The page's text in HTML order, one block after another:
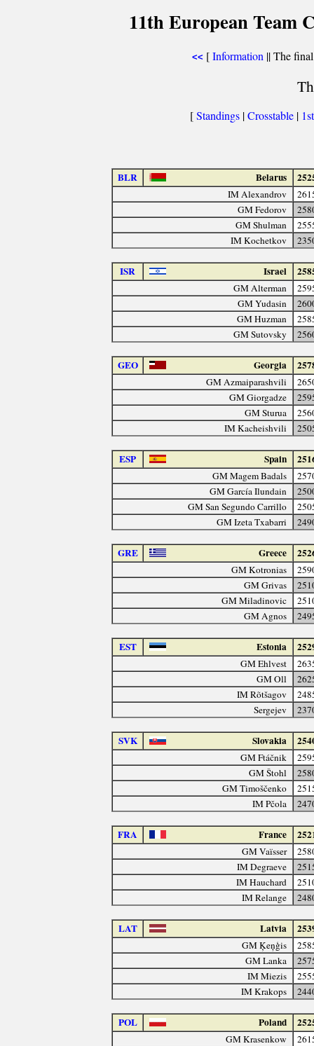
11th European Team
<< [Information || The
[Standings|Crosstable|
BLR Belarus
IM Alexandrov
GM Fedorov
GM Shulman
IM Kochetkov
ISR Israel
GM Alterman
GM Yudasin
GM Huzman
GM Sutovsky
GEO Georgia
GM Azmaiparashvili
GM Giorgadze
GM Sturua
IM Kacheishvili
ESP Spain
GM Magem Badals
GM García Ilundain
GM San Segundo Carrillo
GM Izeta Txabarri
GRE Greece
GM Kotronias
GM Grivas
GM Miladinovic
GM Agnos
EST Estonia
GM Ehlvest
GM Oll
IM Rõtšagov
Sergejev
SVK Slovakia
GM Ftáčnik
GM Štohl
GM Timoščenko
IM Pčola
FRA France
GM Vaïsser
IM Degraeve
IM Hauchard
IM Relange
LAT Latvia
GM Ķeņģis
GM Lanka
IM Miezis
IM Krakops
POL Poland
GM Krasenkow